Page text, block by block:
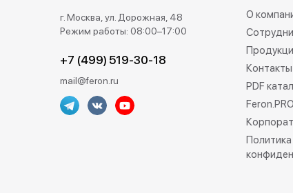
г. Москва, ул. Дорожная, 48
Режим работы: 08:00–17:00
+7 (499) 519-30-18
mail@feron.ru
О
Контакты
PDF
Feron.PRO
Политика